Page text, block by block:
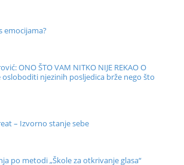
emocijama?
ONO ŠTO VAM NITKO NIJE REKAO O
osloboditi njezinih posljedica brže nego što
– Izvorno stanje sebe
po metodi „Škole za otkrivanje glasa“